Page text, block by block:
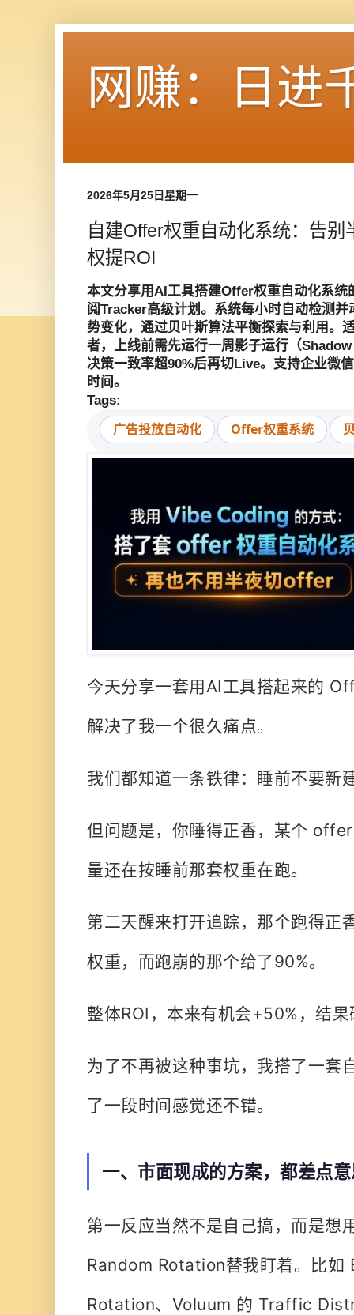
网赚：日进
2026年5月25日星期一
自建Offer权重自动化系统：告别
权提ROI
本文分享用AI工具搭建Offer权重自动化系统
阅Tracker高级计划。系统每小时自动检测
势变化，通过贝叶斯算法平衡探索与利用。
者，上线前需先运行一周影子运行（
决策一致率超90%后再切Live。支持企业微
时间。
Tags:
广告投放自动化 Offer权重系统
今天分享一套用AI工具搭起来的
解决了我一个很久痛点。
我们都知道一条铁律：睡前不要新
但问题是，你睡得正香，某个
量还在按睡前那套权重在跑。
第二天醒来打开追踪，那个跑得正
权重，而跑崩的那个给了90%。
整体ROI，本来有机会+50%，结
为了不再被这种事坑，我搭了一套
了一段时间感觉还不错。
一、市面现成的方案，都差点
第一反应当然不是自己搞，而是想
Random Rotation替我盯着。比如
Rotation、Voluum 的 Traffic